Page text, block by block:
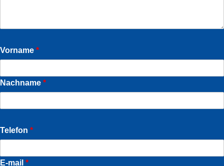
Vorname *
Nachname *
Telefon *
E-mail *